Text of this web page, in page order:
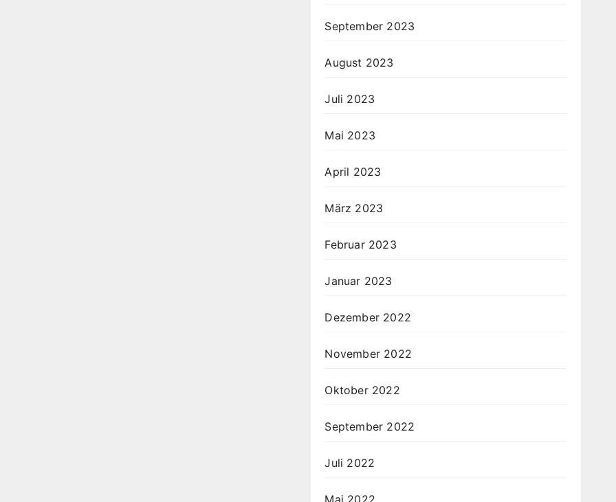
September 2023
August 2023
Juli 2023
Mai 2023
April 2023
März 2023
Februar 2023
Januar 2023
Dezember 2022
November 2022
Oktober 2022
September 2022
Juli 2022
Mai 2022